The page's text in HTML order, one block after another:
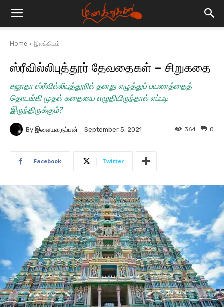
Home இலக்கியம்
ஸ்ரீவில்லிபுத்தூர் தேவதைகள் – சிறுகதை
சுஜாதா ஸ்ரீவில்லிபுத்தூரில் தனது எழுத்துப் பயணத்தைத்
தொடங்கி முதல் கதையை எழுதியிருந்தால் எப்படி
இருந்திருக்கும்?
By இளையகருப்பன் September 5, 2021 0
364
Facebook Twitter